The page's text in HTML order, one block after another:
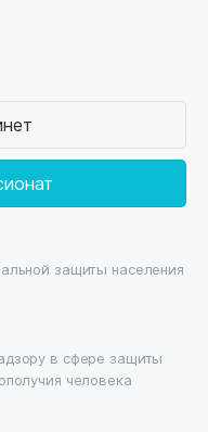
защиты населения
в сфере защиты
человека